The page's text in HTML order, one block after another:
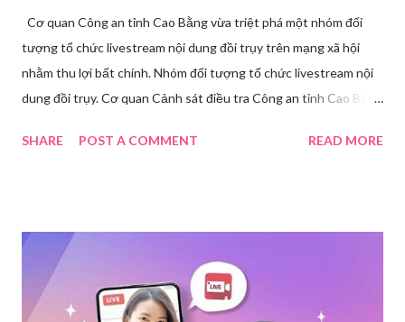
Cơ quan Công an tỉnh Cao Bằng vừa triệt phá một nhóm đối
tượng tổ chức livestream nội dung đồi trụy trên mạng xã hội
nhằm thu lợi bất chính. Nhóm đối tượng tổ chức livestream nội
dung đồi trụy. Cơ quan Cảnh sát điều tra Công an tỉnh Cao Bằng
tạm giam đối với Triệu Thị Dung về hành vi truyền bá văn hóa
dụng điện thoại xuất hiện các hoạt động phát trực tiếp nội dung
nhạy cảm, có dấu hiệu vi phạm pháp luật. Ngay sau khi tiếp
nhận, đơn vị đã nhanh chóng tổ chức xác minh, thu thập dữ liệu
SHARE POST A COMMENT READ MORE